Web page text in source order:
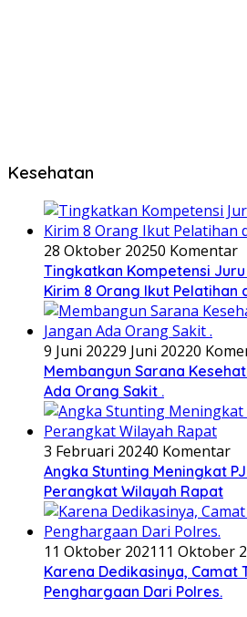
Kesehatan
28 Oktober 20250 Komentar
Tingkatkan Kompetensi Juru
Kirim 8 Orang Ikut Pelatihan
9 Juni 20229 Juni 20220
Membangun Sarana
Ada Orang Sakit .
3 Februari 20240 Komentar
Angka Stunting Meningkat
Perangkat Wilayah Rapat
11 Oktober 2021 11 Oktober
Karena Dedikasinya, Camat
Penghargaan Dari Polres.